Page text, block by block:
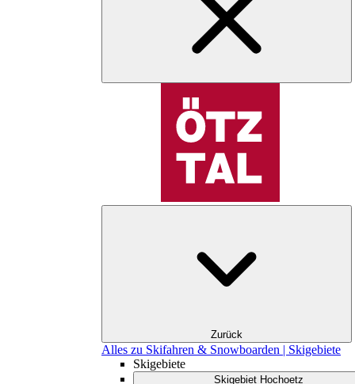
Zurück
Alles zu Skifahren & Snowboarden | Skigebiete
Skigebiete
Skigebiet Hochoetz